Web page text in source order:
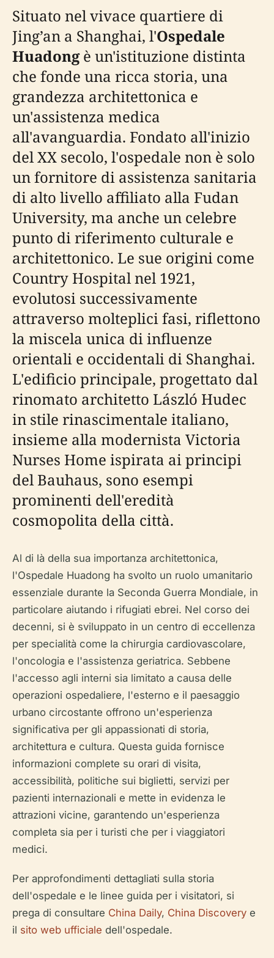
Situato nel vivace quartiere di
Jing’an a Shanghai, l'Ospedale
Huadongè un'istituzione distinta
che fonde una ricca storia, una
grandezza architettonica e
un'assistenza medica
all'avanguardia. Fondato all'inizio
del XX secolo, l'ospedale non è solo
un fornitore di assistenza sanitaria
di alto livello affiliato alla Fudan
University, ma anche un celebre
punto di riferimento culturale e
architettonico. Le sue origini come
Country Hospital nel 1921,
evolutosi successivamente
attraverso molteplici fasi, riflettono
la miscela unica di influenze
orientali e occidentali di Shanghai.
L'edificio principale, progettato dal
rinomato architetto László Hudec
in stile rinascimentale italiano,
insieme alla modernista Victoria
Nurses Home ispirata ai principi
del Bauhaus, sono esempi
prominenti dell'eredità
cosmopolita della città.
Al di là della sua importanza architettonica,
l'Ospedale Huadong ha svolto un ruolo umanitario
essenziale durante la Seconda Guerra Mondiale, in
particolare aiutando i rifugiati ebrei. Nel corso dei
decenni, si è sviluppato in un centro di eccellenza
per specialità come la chirurgia cardiovascolare,
l'oncologia e l'assistenza geriatrica. Sebbene
l'accesso agli interni sia limitato a causa delle
operazioni ospedaliere, l'esterno e il paesaggio
urbano circostante offrono un'esperienza
significativa per gli appassionati di storia,
architettura e cultura. Questa guida fornisce
informazioni complete su orari di visita,
accessibilità, politiche sui biglietti, servizi per
pazienti internazionali e mette in evidenza le
attrazioni vicine, garantendo un'esperienza
completa sia per i turisti che per i viaggiatori
medici.
Per approfondimenti dettagliati sulla storia
dell'ospedale e le linee guida per i visitatori, si
prega di consultare China Daily, China Discovery e
il sito web ufficiale dell'ospedale.